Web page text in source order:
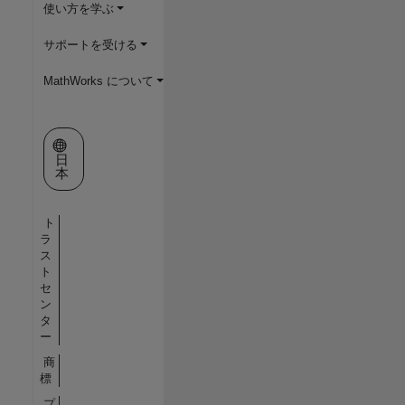
使い方を学ぶ
サポートを受ける
MathWorks について
Web サイトの選択
日
本
ト
ラ
ス
ト
セ
ン
タ
ー
商
標